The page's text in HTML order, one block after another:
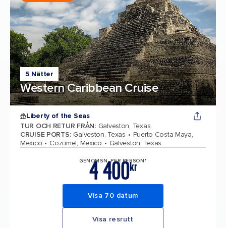
5 Nätter
Western Caribbean Cruise
Liberty of the Seas
TUR OCH RETUR FRÅN: Galveston, Texas
CRUISE PORTS: Galveston, Texas
Puerto Costa Maya,
Mexico
Cozumel, Mexico Galveston, Texas
GENOMSN. PER PERSON*
kr
4 400
Visa 70 datum
Visa resrutt